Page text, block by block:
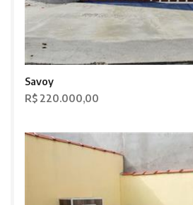
Savoy
R$ 220.000,00